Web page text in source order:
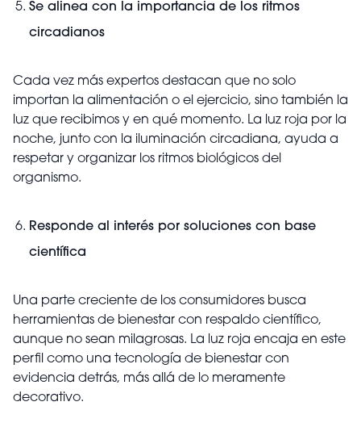
Se alinea con la importancia de los ritmos
circadianos
Cada vez más expertos destacan que no solo
importan la alimentación o el ejercicio, sino también la
luz que recibimos y en qué momento. La luz roja por la
noche, junto con la iluminación circadiana, ayuda a
respetar y organizar los ritmos biológicos del
organismo.
Responde al interés por soluciones con base
científica
Una parte creciente de los consumidores busca
herramientas de bienestar con respaldo científico,
aunque no sean milagrosas. La luz roja encaja en este
perfil como una tecnología de bienestar con
evidencia detrás, más allá de lo meramente
decorativo.